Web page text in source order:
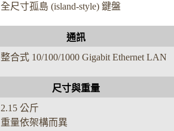
全尺寸孤島 (island-style) 鍵盤
通訊
整合式 10/100/1000 Gigabit Ethernet LAN
尺寸與重量
2.15 公斤
重量依架構而異